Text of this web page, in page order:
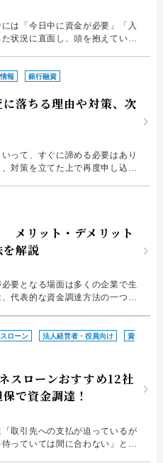
は「今日中に資金が必要」「入
状況に直面し、頭を抱えている
かかることが多いため、すぐに
報 銀行融資
落ちる理由や対策、次
って、すぐに諦める必要はあり
対策を立てた上で再度申し込め
対策などを詳しく解説します。
メリット・デメリット
解説
要となる場面は多くの企業で生
代表的な資金調達方法の一つと
ナンスの基本やメリット・デメ
違いなどを分かりやすく解...
ローン 法人経営者・役員向け
資
スローンおすすめ12社
で資金調達！
取引先への支払が迫っているが
っていては間に合わない」とい